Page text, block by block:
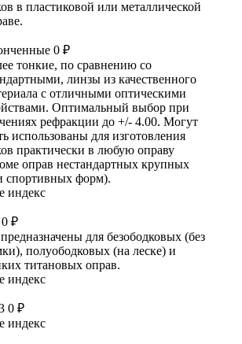
в пластиковой или металлической
0 ₽
тонкие, по сравнению со
линзы из качественного
с отличными оптическими
Оптимальный выбор при
рефракции до +/- 4.00. Могут
использованы для изготовления
практически в любую оправу
оправ нестандартных крупных
спортивных форм).
индекс
0 ₽
для безободковых (без
полуободковых (на леске) и
титановых оправ.
индекс
0 ₽
индекс